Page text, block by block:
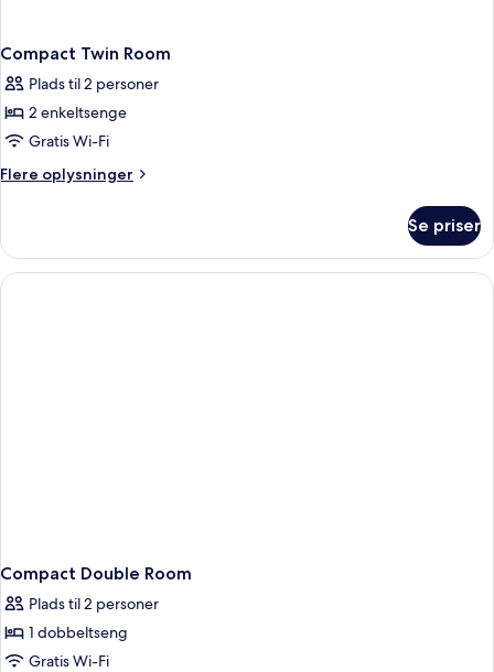
Compact Twin Room
Plads til 2 personer
2 enkeltsenge
Gratis Wi-Fi
Flere oplysninger
Flere
Twin
Room
Se priser
Compact Double Room
Plads til 2 personer
1 dobbeltseng
Gratis Wi-Fi